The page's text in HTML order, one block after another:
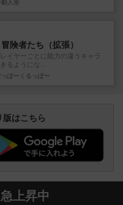
人形
険者たち（拡張）
イヤーごとに能力の違うキャラ
るようにな...
っぽーくるっぽー
版はこちら
上昇中